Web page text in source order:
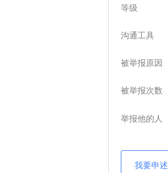
等级
沟通工具
被举报原因
被举报次数
举报他的人
我要申述